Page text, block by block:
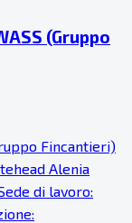
(Gruppo
Fincantieri)
Alenia
di lavoro: